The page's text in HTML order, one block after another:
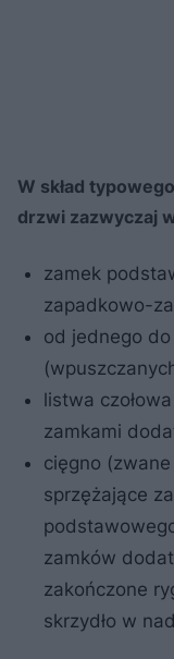
W skład
drzwi zazwyczaj
zamek
zapadkowo-
od jednego
listwa
zamkami
cięgno
sprzężające
zamków
zakończone
skrzydło w